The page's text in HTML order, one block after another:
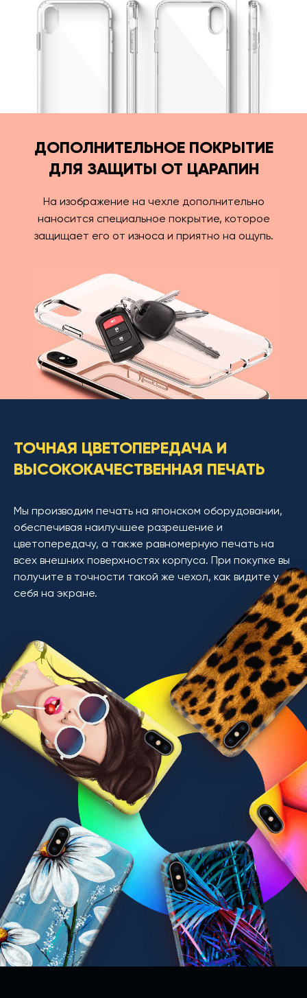
ДОПОЛНИТЕЛЬНОЕ ПОКРЫТИЕ
ДЛЯ ЗАЩИТЫ ОТ ЦАРАПИН
На изображение на чехле дополнительно
наносится специальное покрытие, которое
защищает его от износа и приятно на ощупь.
ТОЧНАЯ ЦВЕТОПЕРЕДАЧА И
ВЫСОКОКАЧЕСТВЕННАЯ ПЕЧАТЬ
Мы производим печать на японском оборудовании,
обеспечивая наилучшее разрешение и
цветопередачу, а также равномерную печать на
всех внешних поверхностях корпуса. При покупке вы
получите в точности такой же чехол, как видите у
себя на экране.